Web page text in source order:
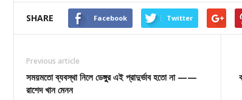
SHARE Facebook Twitter
Previous article
সময়মতো ব্যবস্থা নিলে ডেঙ্গুুর এই প্রাদুর্ভাব হতো না ——
রাশেদ খান মেনন